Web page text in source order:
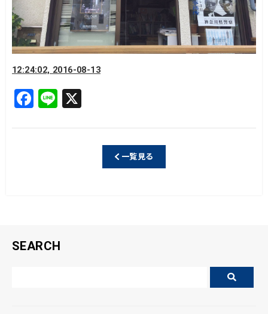
12:24:02, 2016-08-13
F
a
c
Li
n
e
一覧見る
SEARCH